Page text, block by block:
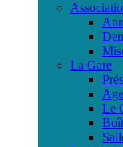
La Gare
Le